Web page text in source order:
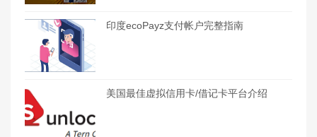
印度ecoPayz支付帐户完整指南
美国最佳虚拟信用卡/借记卡平台介绍